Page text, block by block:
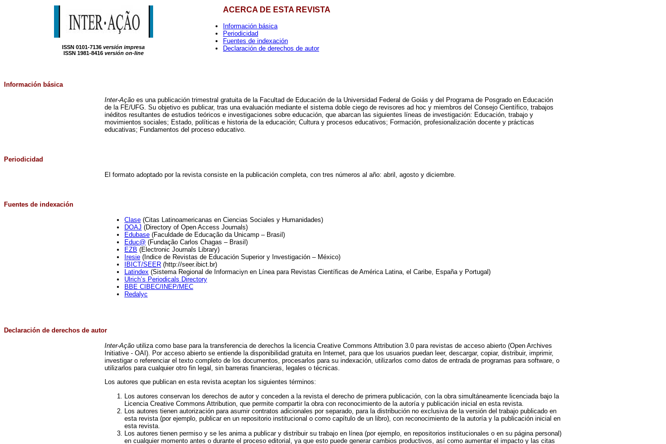
ISSN 0101-7136 versión impresa
ISSN 1981-8416versión on-line
ACERCA DE ESTA REVISTA
Información básica
Periodicidad
Fuentes de indexación
Declaración de derechos de autor
Información básica
Inter-Ação es una publicación trimestral gratuita de la Facultad de Educación de la Universidad Federal de Goiás y del Programa de Posgrado en Educación
de la FE/UFG. Su objetivo es publicar, tras una evaluación mediante el sistema doble ciego de revisores ad hoc y miembros del Consejo Científico, trabajos
inéditos resultantes de estudios teóricos e investigaciones sobre educación, que abarcan las siguientes líneas de investigación: Educación, trabajo y
movimientos sociales; Estado, políticas e historia de la educación; Cultura y procesos educativos; Formación, profesionalización docente y prácticas
educativas; Fundamentos del proceso educativo.
Periodicidad
El formato adoptado por la revista consiste en la publicación completa, con tres números al año: abril, agosto y diciembre.
Fuentes de indexación
Clase (Citas Latinoamericanas en Ciencias Sociales y Humanidades)
DOAJ (Directory of Open Access Journals)
Edubase (Faculdade de Educação da Unicamp – Brasil)
Educ@ (Fundação Carlos Chagas – Brasil)
EZB (Electronic Journals Library)
Iresie (Indice de Revistas de Educación Superior y Investigación – México)
IBICT/SEER (http://seer.ibict.br)
Latindex (Sistema Regional de Informaciуn en Línea para Revistas Científicas de América Latina, el Caribe, España y Portugal)
Ulrich’s Periodicals Directory
BBE CIBEC/INEP/MEC
Redalyc
Declaración de derechos de autor
Inter-Ação utiliza como base para la transferencia de derechos la licencia Creative Commons Attribution 3.0 para revistas de acceso abierto (Open Archives
Initiative - OAI). Por acceso abierto se entiende la disponibilidad gratuita en Internet, para que los usuarios puedan leer, descargar, copiar, distribuir, imprimir,
investigar o referenciar el texto completo de los documentos, procesarlos para su indexación, utilizarlos como datos de entrada de programas para software, o
utilizarlos para cualquier otro fin legal, sin barreras financieras, legales o técnicas.
Los autores que publican en esta revista aceptan los siguientes términos:
Los autores conservan los derechos de autor y conceden a la revista el derecho de primera publicación, con la obra simultáneamente licenciada bajo la
Licencia Creative Commons Attribution, que permite compartir la obra con reconocimiento de la autoría y publicación inicial en esta revista.
Los autores tienen autorización para asumir contratos adicionales por separado, para la distribución no exclusiva de la versión del trabajo publicado en
esta revista (por ejemplo, publicar en un repositorio institucional o como capítulo de un libro), con reconocimiento de la autoría y la publicación inicial en
esta revista.
Los autores tienen permiso y se les anima a publicar y distribuir su trabajo en línea (por ejemplo, en repositorios institucionales o en su página personal)
en cualquier momento antes o durante el proceso editorial, ya que esto puede generar cambios productivos, así como aumentar el impacto y las citas